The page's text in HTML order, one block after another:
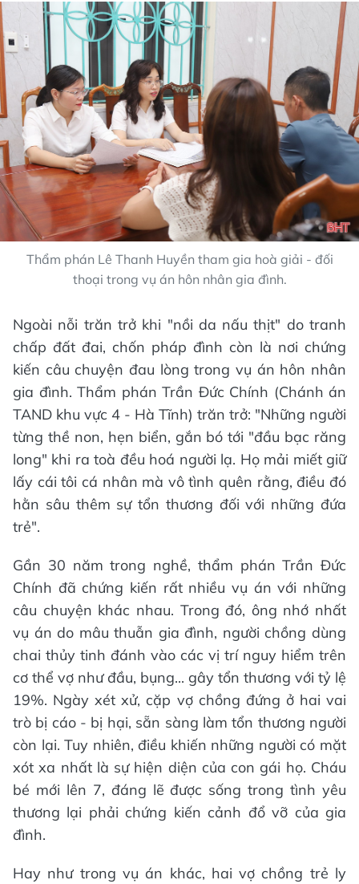
Thẩm phán Lê Thanh Huyền tham gia hoà giải - đối
thoại trong vụ án hôn nhân gia đình.
Ngoài nỗi trăn trở khi "nồi da nấu thịt" do tranh
chấp đất đai, chốn pháp đình còn là nơi chứng
kiến câu chuyện đau lòng trong vụ án hôn nhân
gia đình. Thẩm phán Trần Đức Chính (Chánh án
TAND khu vực 4 - Hà Tĩnh) trăn trở: "Những người
từng thề non, hẹn biển, gắn bó tới "đầu bạc răng
long" khi ra toà đều hoá người lạ. Họ mải miết giữ
lấy cái tôi cá nhân mà vô tình quên rằng, điều đó
hằn sâu thêm sự tổn thương đối với những đứa
trẻ".
Gần 30 năm trong nghề, thẩm phán Trần Đức
Chính đã chứng kiến rất nhiều vụ án với những
câu chuyện khác nhau. Trong đó, ông nhớ nhất
vụ án do mâu thuẫn gia đình, người chồng dùng
chai thủy tinh đánh vào các vị trí nguy hiểm trên
cơ thể vợ như đầu, bụng... gây tổn thương với tỷ lệ
19%. Ngày xét xử, cặp vợ chồng đứng ở hai vai
trò bị cáo - bị hại, sẵn sàng làm tổn thương người
còn lại. Tuy nhiên, điều khiến những người có mặt
xót xa nhất là sự hiện diện của con gái họ. Cháu
bé mới lên 7, đáng lẽ được sống trong tình yêu
thương lại phải chứng kiến cảnh đổ vỡ của gia
đình.
Hay như trong vụ án khác, hai vợ chồng trẻ ly